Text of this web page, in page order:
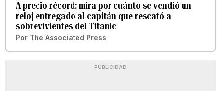
A precio récord: mira por cuánto se vendió un
reloj entregado al capitán que rescató a
sobrevivientes del Titanic
Por The Associated Press
PUBLICIDAD